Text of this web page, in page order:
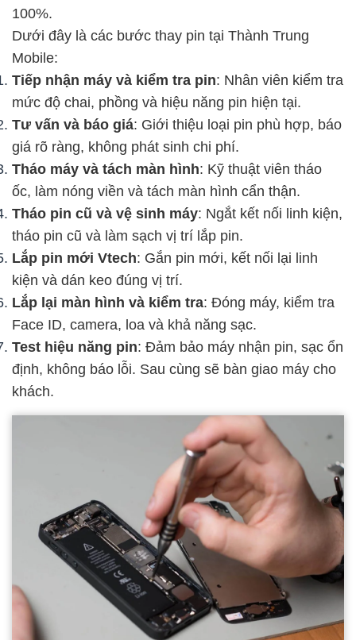
100%.
Dưới đây là các bước thay pin tại Thành Trung
Mobile:
Tiếp nhận máy và kiểm tra pin: Nhân viên kiểm tra
mức độ chai, phồng và hiệu năng pin hiện tại.
Tư vấn và báo giá: Giới thiệu loại pin phù hợp, báo
giá rõ ràng, không phát sinh chi phí.
Tháo máy và tách màn hình: Kỹ thuật viên tháo
ốc, làm nóng viền và tách màn hình cẩn thận.
Tháo pin cũ và vệ sinh máy: Ngắt kết nối linh kiện,
tháo pin cũ và làm sạch vị trí lắp pin.
Lắp pin mới Vtech: Gắn pin mới, kết nối lại linh
kiện và dán keo đúng vị trí.
Lắp lại màn hình và kiểm tra: Đóng máy, kiểm tra
Face ID, camera, loa và khả năng sạc.
Test hiệu năng pin: Đảm bảo máy nhận pin, sạc ổn
định, không báo lỗi. Sau cùng sẽ bàn giao máy cho
khách.